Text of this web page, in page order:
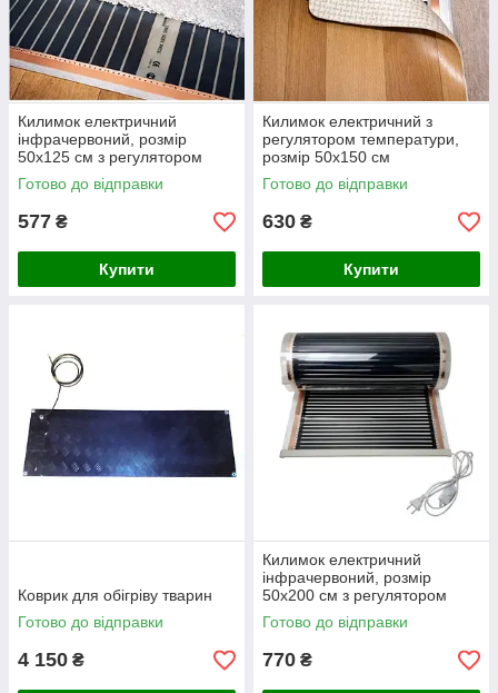
Килимок електричний
інфрачервоний, розмір
50х125 см з регулятором
температури
Готово до відправки
577 ₴
Купити
Килимок електричний з
регулятором температури,
розмір 50х150 см
Готово до відправки
630 ₴
Купити
Коврик для обігріву тварин
Готово до відправки
4 150 ₴
Килимок електричний
інфрачервоний, розмір
50х200 см з регулятором
температури
Готово до відправки
770 ₴